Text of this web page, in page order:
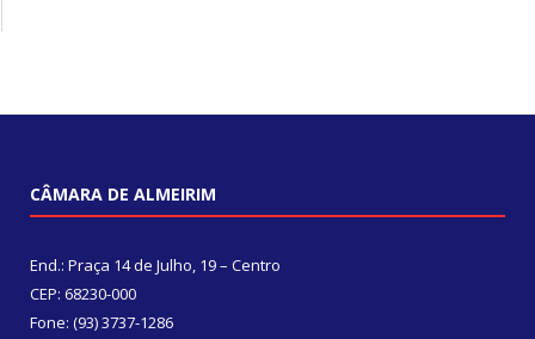
CÂMARA DE ALMEIRIM
End.: Praça 14 de Julho, 19 – Centro
CEP: 68230-000
Fone: (93) 3737-1286